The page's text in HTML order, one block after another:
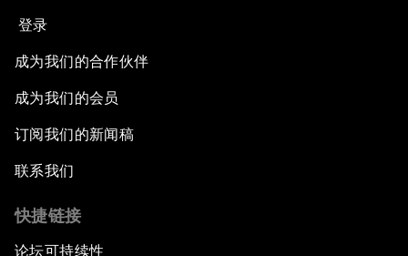
登录
成为我们的合作伙伴
成为我们的会员
订阅我们的新闻稿
联系我们
快捷链接
论坛可持续性